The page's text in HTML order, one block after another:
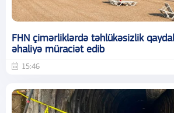
FHN çimərliklərdə təhlükəsizlik
əhaliyə müraciət edib
15:46